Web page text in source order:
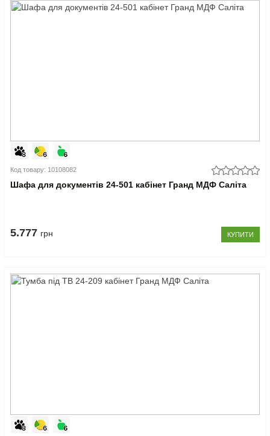
Код товару: 10108082
Шафа для документів 24-501 кабінет Гранд МДФ Саліта
5.777 грн КУПИТИ